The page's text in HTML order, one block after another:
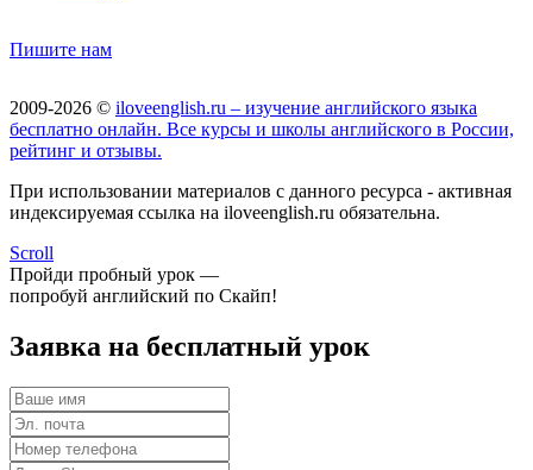
Пишите нам
2009-2026 © iloveenglish.ru – изучение английского языка
бесплатно онлайн. Все курсы и школы английского в России,
рейтинг и отзывы.
При использовании материалов с данного ресурса - активная
индексируемая ссылка на iloveenglish.ru обязательна.
Scroll
Пройди пробный урок —
попробуй английский по Скайп!
Заявка на бесплатный урок